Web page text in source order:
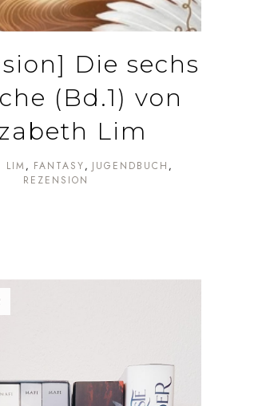
Die sechs
(Bd.1) von
Lim
LIM FANTASY
JUGENDBUCH
REZENSION